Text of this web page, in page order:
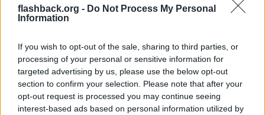
flashback.org - Do Not Process My Personal
Information
If you wish to opt-out of the sale, sharing to third parties, or
processing of your personal or sensitive information for
targeted advertising by us, please use the below opt-out
section to confirm your selection. Please note that after your
opt-out request is processed you may continue seeing
interest-based ads based on personal information utilized by
Frågan är hur SvD får detta till att "klimatomställningen gått i stå"?
Det låter som att man satt upp ett klimatmål som innebär att
fossila bränslen minska. Om inte detta besannas har vi
misslyckats, typ.
2025-09-29, 09:43
Sten.Cool
Medlem
Inlägg: 749